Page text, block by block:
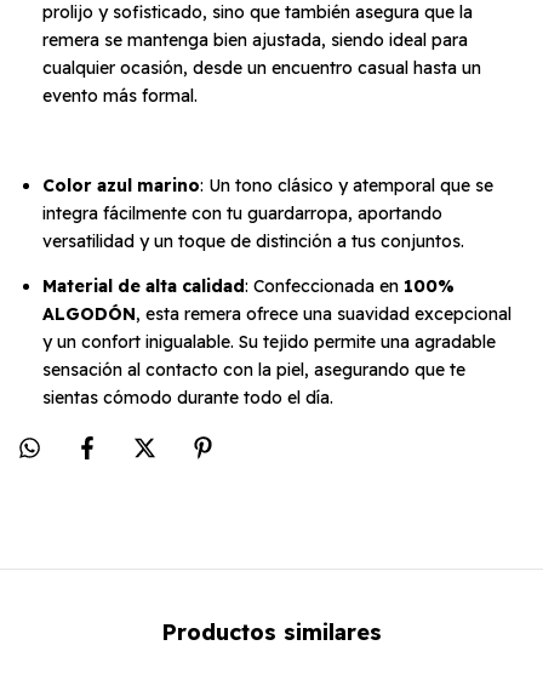
prolijo y sofisticado, sino que también asegura que la
remera se mantenga bien ajustada, siendo ideal para
cualquier ocasión, desde un encuentro casual hasta un
evento más formal.
Color azul marino: Un tono clásico y atemporal que se
integra fácilmente con tu guardarropa, aportando
versatilidad y un toque de distinción a tus conjuntos.
Material de alta calidad: Confeccionada en 100%
ALGODÓN, esta remera ofrece una suavidad excepcional
y un confort inigualable. Su tejido permite una agradable
sensación al contacto con la piel, asegurando que te
sientas cómodo durante todo el día.
Productos similares